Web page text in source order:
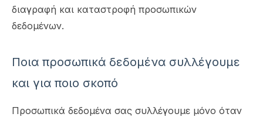
διαγραφή και καταστροφή προσωπικών
δεδομένων.
Ποια προσωπικά δεδομένα συλλέγουμε
και για ποιο σκοπό
Προσωπικά δεδομένα σας συλλέγουμε μόνο όταν